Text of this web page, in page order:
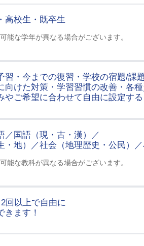
高校生・既卒生
能な学年が異なる場合がございます。
習・今までの復習・学校の宿題/課
向けた対策・学習習慣の改善・各
ご希望に合わせて自由に設定する
／国語（現・古・漢）／
・地）／社会（地理歴史・公民）
能な教科が異なる場合がございます。
回以上で自由に
きます！